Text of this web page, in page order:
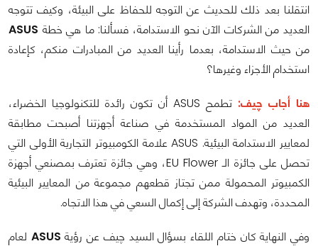
انتقلنا بعد ذلك للحديث عن التوجه للحفاظ على البيئة، وكيف تتوجه
العديد من الشركات الآن نحو الاستدامة، فسألنا: ما هي خطة ASUS
من حيث الاستدامة، بعدما رأينا العديد من المبادرات منكم، كإعادة
استخدام الأجزاء وغيرها؟
هنا أجاب چيف:
تطمح ASUS أن تكون رائدة للتكنولوجيا الخضراء،
العديد من المواد المستخدمة في صناعة أجهزتنا أصبحت مطابقة
لمعايير الاستدامة البيئية. ASUS علامة الكومبيوتر التجارية الأولى التي
تحصل على جائزة الـ EU Flower، وهي جائزة تعترف بمصنعي أجهزة
الكمبيوتر المحمولة ممن تجتاز قطعهم مجموعة من المعايير البيئية
المحددة، وتهدف الشركة إلى إكمال السعي في هذا الاتجاه.
وفي النهاية كان ختام اللقاء بسؤال السيد چيف عن رؤية ASUS لعام